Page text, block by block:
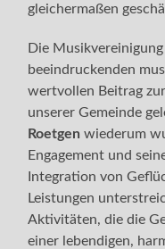
gleichermaßen
Die
beeindruckenden
wertvollen Beitrag
unserer Gemeinde
Roetgen wiederum
Engagement und
Integration von
Leistungen
Aktivitäten, die die
einer lebendigen,